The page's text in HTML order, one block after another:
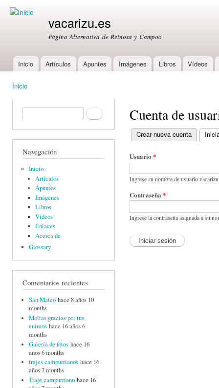
vacarizu.es
Página Alternativa de Reinosa y Campoo
Main menu
Inicio Artículos Apuntes Imágenes Libros Vídeos
Inicio
Formulario de búsquedaBuscar
Navegación
Inicio
Artículos
Apuntes
Imágenes
Libros
Vídeos
Enlaces
Acerca de
Glossary
Comentarios recientes
San Mateo hace 8 años 10
months
Moitas gracias por tus
animos hace 16 años 6
months
Galería de fotos hace 16
años 6 months
trajes campurrianos hace 16
años 7 months
Traje campurriano hace 16
Cuenta de
Primary tabs
Crear nueva cuenta
Usuario *
Ingrese su nombre de usuario
Contraseña *
Ingrese la contraseña asignada a su